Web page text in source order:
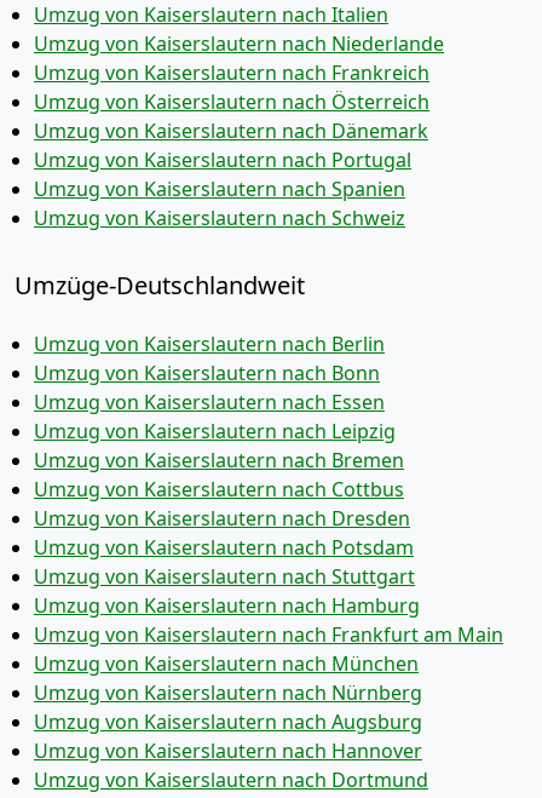
Umzug von Kaiserslautern nach Italien
Umzug von Kaiserslautern nach Niederlande
Umzug von Kaiserslautern nach Frankreich
Umzug von Kaiserslautern nach Österreich
Umzug von Kaiserslautern nach Dänemark
Umzug von Kaiserslautern nach Portugal
Umzug von Kaiserslautern nach Spanien
Umzug von Kaiserslautern nach Schweiz
Umzüge-Deutschlandweit
Umzug von Kaiserslautern nach Berlin
Umzug von Kaiserslautern nach Bonn
Umzug von Kaiserslautern nach Essen
Umzug von Kaiserslautern nach Leipzig
Umzug von Kaiserslautern nach Bremen
Umzug von Kaiserslautern nach Cottbus
Umzug von Kaiserslautern nach Dresden
Umzug von Kaiserslautern nach Potsdam
Umzug von Kaiserslautern nach Stuttgart
Umzug von Kaiserslautern nach Hamburg
Umzug von Kaiserslautern nach Frankfurt am Main
Umzug von Kaiserslautern nach München
Umzug von Kaiserslautern nach Nürnberg
Umzug von Kaiserslautern nach Augsburg
Umzug von Kaiserslautern nach Hannover
Umzug von Kaiserslautern nach Dortmund